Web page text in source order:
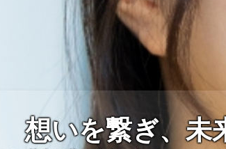
想いを繋ぎ、未